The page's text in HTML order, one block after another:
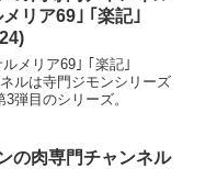
リア69｣ ｢楽記｣
メリア69｣ ｢楽記｣
ルは寺門ジモンシリーズ
弾目のシリーズ。
の肉専門チャンネル